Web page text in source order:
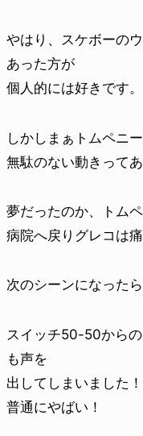
やはり、スケボーの
あった方が
個人的には好きです。
しかしまぁトムペニ
無駄のない動きってあ
夢だったのか、トム
病院へ戻りグレコは
次のシーンになった
スイッチ50-50から
も声を
出してしまいました！
普通にやばい！